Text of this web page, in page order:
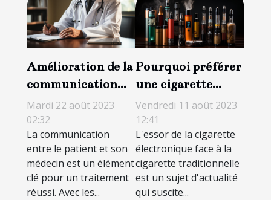
Amélioration de la
communication
patient-médecin
grâce à la
téléconsultation
Mardi 22 août 2023
02:32
La communication
entre le patient et son
médecin est un élément
clé pour un traitement
réussi. Avec les...
Pourquoi préférer
une cigarette
électronique à une
cigarette
traditionnelle ?
Vendredi 11 août 2023
12:41
L'essor de la cigarette
électronique face à la
cigarette traditionnelle
est un sujet d'actualité
qui suscite...